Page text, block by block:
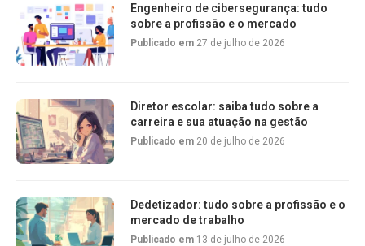
Engenheiro de cibersegurança: tudo
sobre a profissão e o mercado
Publicado em 27 de julho de 2026
Diretor escolar: saiba tudo sobre a
carreira e sua atuação na gestão
Publicado em 20 de julho de 2026
Dedetizador: tudo sobre a profissão e o
mercado de trabalho
Publicado em 13 de julho de 2026